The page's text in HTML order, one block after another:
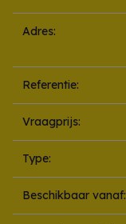
Adres:
Referentie:
Vraagprijs:
Type:
Beschikbaar vanaf: